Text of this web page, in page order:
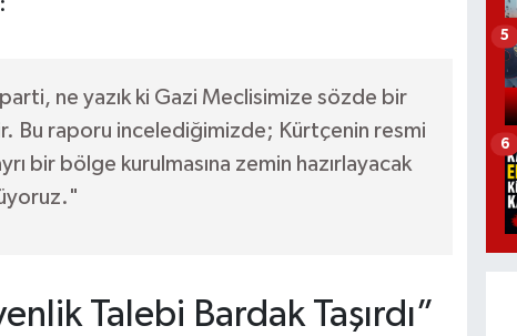
ne yazık ki Gazi Meclisimize sözde bir
Bu raporu incelediğimizde; Kürtçenin resmi
bir bölge kurulmasına zemin hazırlayacak
Talebi Bardak Taşırdı”
5
6